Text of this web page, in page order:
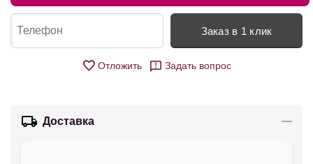
Заказ в 1 клик
Отложить Задать вопрос
Доставка